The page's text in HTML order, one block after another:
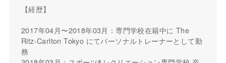
【経歴】
2017年04月〜2018年03月：専門学校在籍中に The
Ritz-Carlton Tokyo にてパーソナルトレーナーとして勤
務